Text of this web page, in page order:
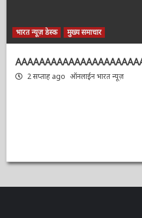
भारत न्यूज़ डेस्क मुख्य समाचार